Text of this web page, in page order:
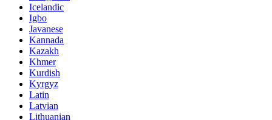
Icelandic
Igbo
Javanese
Kannada
Kazakh
Khmer
Kurdish
Kyrgyz
Latin
Latvian
Lithuanian